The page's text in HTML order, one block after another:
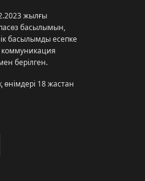
жылғы
басылымын,
басылымды есепке
коммуникация
берілген.
өнімдері 18 жастан